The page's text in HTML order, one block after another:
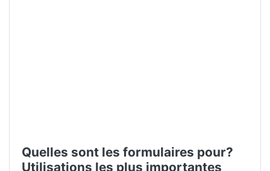
Quelles sont les formulaires pour?
Utilisations les plus importantes